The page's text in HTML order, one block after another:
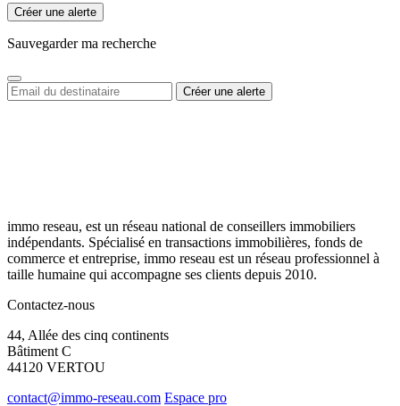
Créer une alerte
Sauvegarder ma recherche
immo reseau, est un réseau national de conseillers immobiliers
indépendants. Spécialisé en transactions immobilières, fonds de
commerce et entreprise, immo reseau est un réseau professionnel à
taille humaine qui accompagne ses clients depuis 2010.
Contactez-nous
44, Allée des cinq continents
Bâtiment C
44120 VERTOU
contact@immo-reseau.com Espace pro